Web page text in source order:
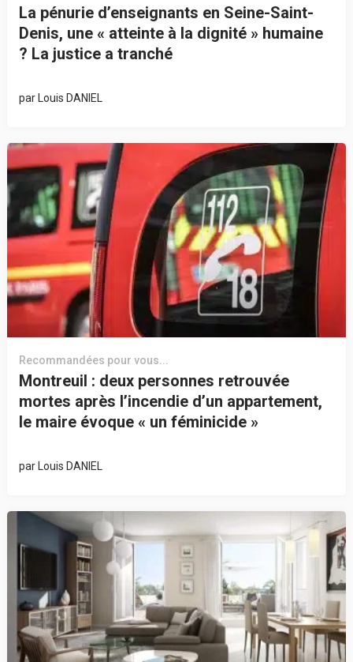
La pénurie d’enseignants en Seine-Saint-
Denis, une « atteinte à la dignité » humaine
? La justice a tranché
par Louis DANIEL
Recommandées pour vous...
Montreuil : deux personnes retrouvée
mortes après l’incendie d’un appartement,
le maire évoque « un féminicide »
par Louis DANIEL